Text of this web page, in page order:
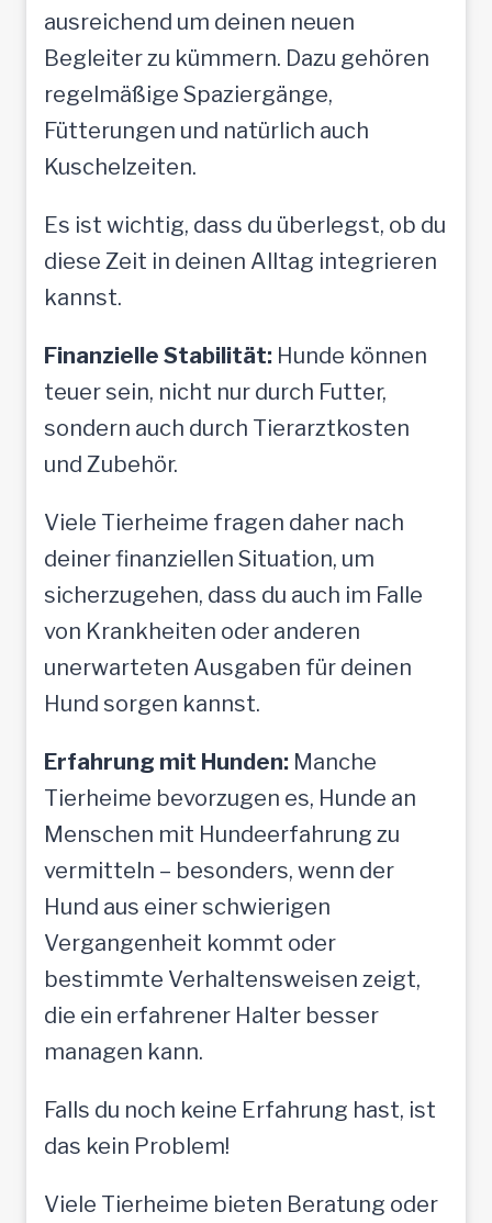
ausreichend um deinen neuen
Begleiter zu kümmern. Dazu gehören
regelmäßige Spaziergänge,
Fütterungen und natürlich auch
Kuschelzeiten.
Es ist wichtig, dass du überlegst, ob du
diese Zeit in deinen Alltag integrieren
kannst.
Finanzielle Stabilität: Hunde können
teuer sein, nicht nur durch Futter,
sondern auch durch Tierarztkosten
und Zubehör.
Viele Tierheime fragen daher nach
deiner finanziellen Situation, um
sicherzugehen, dass du auch im Falle
von Krankheiten oder anderen
unerwarteten Ausgaben für deinen
Hund sorgen kannst.
Erfahrung mit Hunden: Manche
Tierheime bevorzugen es, Hunde an
Menschen mit Hundeerfahrung zu
vermitteln – besonders, wenn der
Hund aus einer schwierigen
Vergangenheit kommt oder
bestimmte Verhaltensweisen zeigt,
die ein erfahrener Halter besser
managen kann.
Falls du noch keine Erfahrung hast, ist
das kein Problem!
Viele Tierheime bieten Beratung oder